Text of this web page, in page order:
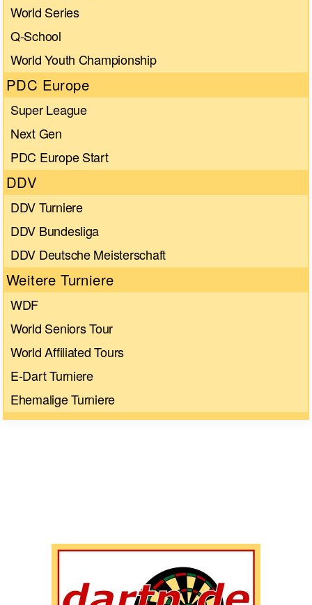
World Series
Q-School
World Youth Championship
PDC Europe
Super League
Next Gen
PDC Europe Start
DDV
DDV Turniere
DDV Bundesliga
DDV Deutsche Meisterschaft
Weitere Turniere
WDF
World Seniors Tour
World Affiliated Tours
E-Dart Turniere
Ehemalige Turniere